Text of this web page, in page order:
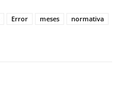
Error meses
normativa